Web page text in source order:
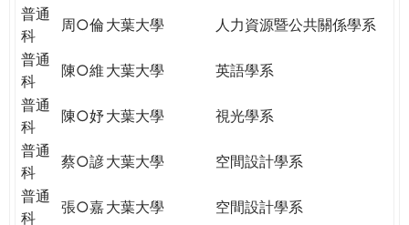
普通
科
周○倫 大葉大學
人力資源暨公共關係學系
普通
科
陳○維 大葉大學
英語學系
普通
科
陳○妤大葉大學
視光學系
普通
科
蔡○諺大葉大學
空間設計學系
普通
科
張○嘉大葉大學
空間設計學系